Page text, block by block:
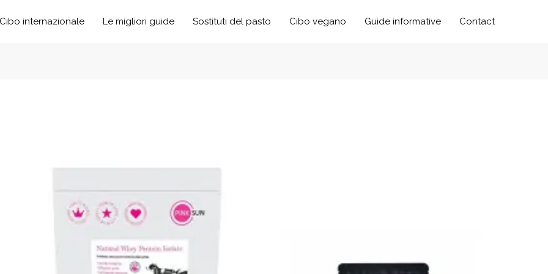
Cibo internazionale Le migliori guide Sostituti del pasto Cibo vegano Guide informative Contact